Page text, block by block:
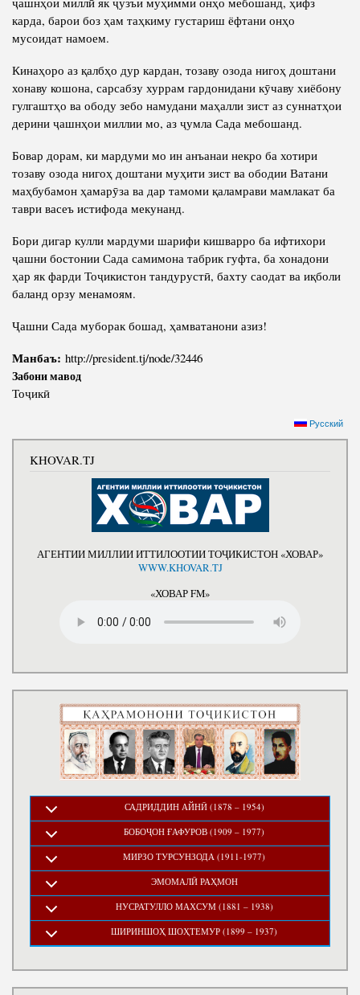
карда, барои боз ҳам таҳкиму густариш ёфтани онҳо
мусоидат намоем.
Кинаҳоро аз қалбҳо дур кардан, тозаву озода нигоҳ доштани
хонаву кошона, сарсабзу хуррам гардонидани кӯчаву хиёбону
гулгаштҳо ва ободу зебо намудани маҳалли зист аз суннатҳои
дерини ҷашнҳои миллии мо, аз ҷумла Сада мебошанд.
Бовар дорам, ки мардуми мо ин анъанаи некро ба хотири
тозаву озода нигоҳ доштани муҳити зист ва ободии Ватани
маҳбубамон ҳамарӯза ва дар тамоми қаламрави мамлакат ба
таври васеъ истифода мекунанд.
Бори дигар кулли мардуми шарифи кишварро ба ифтихори
ҷашни бостонии Сада самимона табрик гуфта, ба хонадони
ҳар як фарди Тоҷикистон тандурустӣ, бахту саодат ва иқболи
баланд орзу менамоям.
Ҷашни Сада муборак бошад, ҳамватанони азиз!
Манбаъ: http://president.tj/node/32446
Забони мавод
Тоҷикӣ
Русский
KHOVAR.TJ
АГЕНТИИ МИЛЛИИ ИТТИЛООТИИ ТОҶИКИСТОН «ХОВАР»
WWW.KHOVAR.TJ
«ХОВАР FM»
САДРИДДИН АЙНӢ (1878 – 1954)
БОБОҶОН ҒАФУРОВ (1909 – 1977)
МИРЗО ТУРСУНЗОДА (1911-1977)
ЭМОМАЛӢ РАҲМОН
НУСРАТУЛЛО МАХСУМ (1881 – 1938)
ШИРИНШОҲ ШОҲТЕМУР (1899 – 1937)